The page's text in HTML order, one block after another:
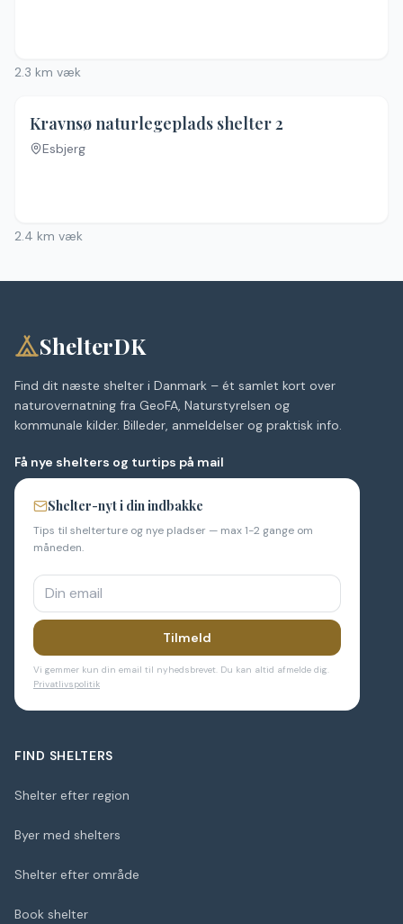
2.3 km væk
Kravnsø naturlegeplads shelter 2
Esbjerg
2.4 km væk
ShelterDK
Find dit næste shelter i Danmark – ét samlet kort over
naturovernatning fra GeoFA, Naturstyrelsen og
kommunale kilder. Billeder, anmeldelser og praktisk info.
Få nye shelters og turtips på mail
Shelter-nyt i din indbakke
Tips til shelterture og nye pladser — max 1-2 gange om
måneden.
Tilmeld
Vi gemmer kun din email til nyhedsbrevet. Du kan altid afmelde dig.
Privatlivspolitik
FIND SHELTERS
Shelter efter region
Byer med shelters
Shelter efter område
Book shelter